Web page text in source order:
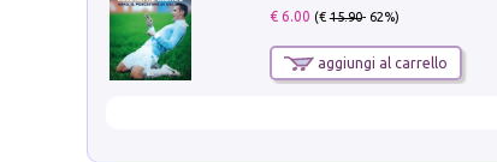
€ 6.00 (€15.90- 62%)
aggiungi al carrello